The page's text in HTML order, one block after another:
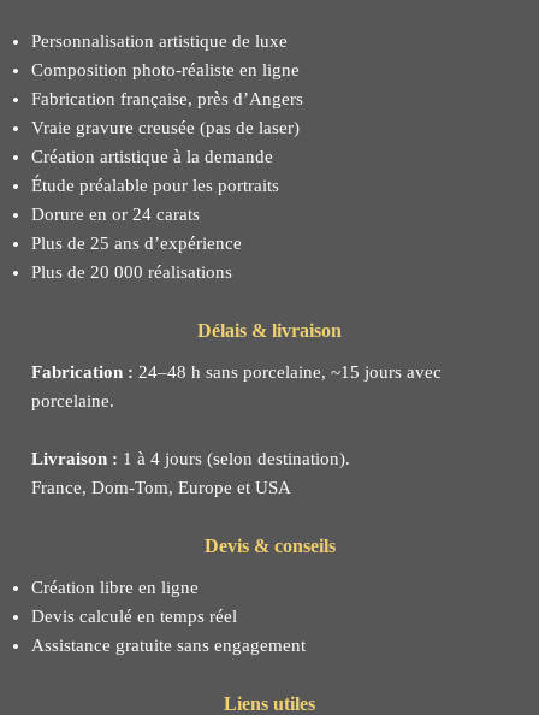
Personnalisation artistique de luxe
Composition photo-réaliste en ligne
Fabrication française, près d’Angers
Vraie gravure creusée (pas de laser)
Création artistique à la demande
Étude préalable pour les portraits
Dorure en or 24 carats
Plus de 25 ans d’expérience
Plus de 20 000 réalisations
Délais & livraison
Fabrication : 24–48 h sans porcelaine, ~15 jours avec
porcelaine.
Livraison : 1 à 4 jours (selon destination).
France, Dom-Tom, Europe et USA
Devis & conseils
Création libre en ligne
Devis calculé en temps réel
Assistance gratuite sans engagement
Liens utiles